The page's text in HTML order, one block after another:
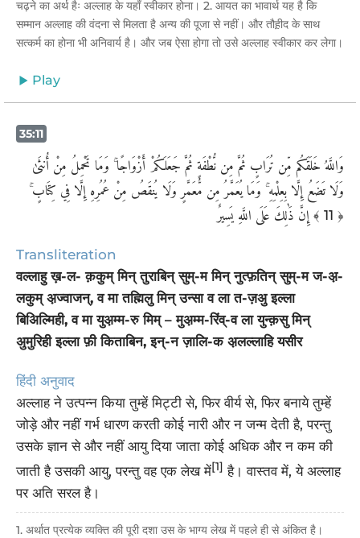
चढ़ने का अर्थ हैः अल्लाह के यहाँ स्वीकार होना। 2. आयत का भावार्थ यह है कि
सम्मान अल्लाह की वंदना से मिलता है अन्य की पूजा से नहीं। और तौह़ीद के साथ
सत्कर्म का होना भी अनिवार्य है। और जब ऐसा होगा तो उसे अल्लाह स्वीकार कर लेगा।
Play
35:11
وَاللَّهُ خَلَقَكُم مِّن تُرَابٍ ثُمَّ مِن نُّطْفَةٍ ثُمَّ جَعَلَكُمْ أَزْوَاجًا ۚ وَمَا تَحْمِلُ مِنْ أُنثَىٰ
وَلَا تَضَعُ إِلَّا بِعِلْمِهِ ۚ وَمَا يُعَمَّرُ مِن مُّعَمَّرٍ وَلَا يُنقَصُ مِنْ عُمُرِهِ إِلَّا فِي كِتَابٍ ۚ
إِنَّ ذَٰلِكَ عَلَى اللَّهِ يَسِيرٌ﴾ 11 ﴿
Transliteration
वल्लाहु ख़-ल- क़कुम् मिन् तुराबिन् सुम्-म मिन् नुत्फ़तिन् सुम्-म ज-अ़-
लकुम् अ़ज्वाजन्, व मा तह्मिलु मिन् उन्सा व ला त-ज़अु इल्ला
बिअिल्मिही, व मा युअ़म्म-रु मिम् – मुअ़म्म-रिंव्-व ला युन्क़सु मिन्
अुमुरिही इल्ला फ़ी किताबिन, इन्-न ज़ालि-क अ़लल्लाहि यसीर
हिंदी अनुवाद
अल्लाह ने उत्पन्न किया तुम्हें मिट्टी से, फिर वीर्य से, फिर बनाये तुम्हें
जोड़े और नहीं गर्भ धारण करती कोई नारी और न जन्म देती है, परन्तु
उसके ज्ञान से और नहीं आयु दिया जाता कोई अधिक और न कम की
जाती है उसकी आयु, परन्तु वह एक लेख में[1] है। वास्तव में, ये अल्लाह
पर अति सरल है।
1. अर्थात प्रत्येक व्यक्ति की पूरी दशा उस के भाग्य लेख में पहले ही से अंकित है।